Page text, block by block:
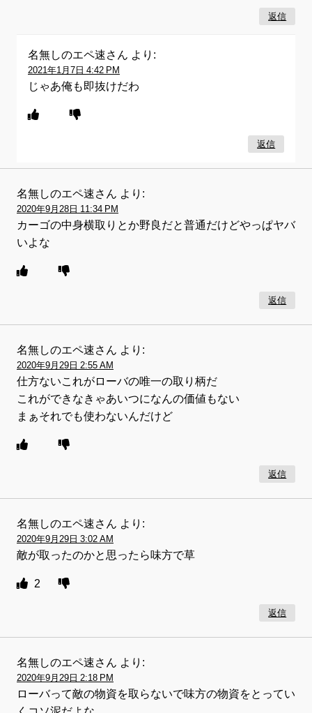
返信
名無しのエペ速さん より:
2021年1月7日 4:42 PM
じゃあ俺も即抜けだわ
返信
名無しのエペ速さん より:
2020年9月28日 11:34 PM
カーゴの中身横取りとか野良だと普通だけどやっぱヤバ
いよな
返信
名無しのエペ速さん より:
2020年9月29日 2:55 AM
仕方ないこれがローバの唯一の取り柄だ
これができなきゃあいつになんの価値もない
まぁそれでも使わないんだけど
返信
名無しのエペ速さん より:
2020年9月29日 3:02 AM
敵が取ったのかと思ったら味方で草
2
返信
名無しのエペ速さん より:
2020年9月29日 2:18 PM
ローバって敵の物資を取らないで味方の物資をとってい